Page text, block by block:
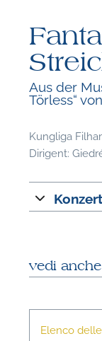
Aus der
Törless“
Kungliga
Dirigent:
vedi anche
Elenco